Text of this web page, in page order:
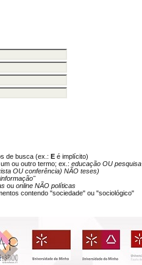
de busca (ex.: E é implícito)
ou outro termo; ex.:educação OU pesquisa
OU conferência) NÃO teses)
ouonline NÃO políticas
contendo "sociedade" ou "sociológico"